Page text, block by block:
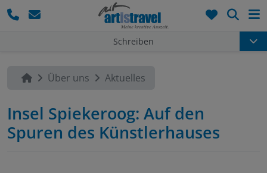
Schreiben
Über uns Aktuelles
Insel Spiekeroog: Auf den
Spuren des Künstlerhauses